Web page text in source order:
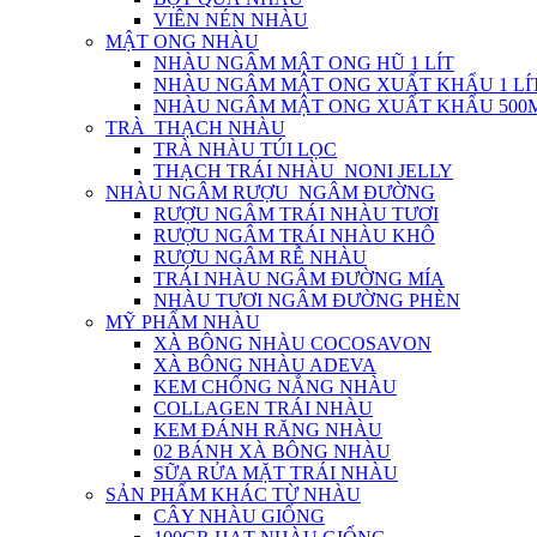
VIÊN NÉN NHÀU
MẬT ONG NHÀU
NHÀU NGÂM MẬT ONG HŨ 1 LÍT
NHÀU NGÂM MẬT ONG XUẤT KHẨU 1
NHÀU NGÂM MẬT ONG XUẤT KHẨU
TRÀ_THẠCH NHÀU
TRÀ NHÀU TÚI LỌC
THẠCH TRÁI NHÀU_NONI JELLY
NHÀU NGÂM RƯỢU_NGÂM ĐƯỜNG
RƯỢU NGÂM TRÁI NHÀU TƯƠI
RƯỢU NGÂM TRÁI NHÀU KHÔ
RƯỢU NGÂM RỄ NHÀU
TRÁI NHÀU NGÂM ĐƯỜNG MÍA
NHÀU TƯƠI NGÂM ĐƯỜNG PHÈN
MỸ PHẨM NHÀU
XÀ BÔNG NHÀU COCOSAVON
XÀ BÔNG NHÀU ADEVA
KEM CHỐNG NẮNG NHÀU
COLLAGEN TRÁI NHÀU
KEM ĐÁNH RĂNG NHÀU
02 BÁNH XÀ BÔNG NHÀU
SỮA RỬA MẶT TRÁI NHÀU
SẢN PHẨM KHÁC TỪ NHÀU
CÂY NHÀU GIỐNG